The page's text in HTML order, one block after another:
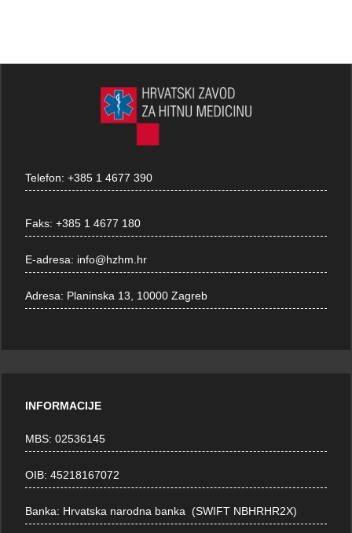
Telefon:+385 1 4677 390
Faks:+385 1 4677 180
E-adresa: info@hzhm.hr
Adresa: Planinska 13, 10000 Zagreb
INFORMACIJE
MBS: 02536145
OIB: 45218167072
Banka: Hrvatska narodna banka (SWIFT NBHRHR2X)